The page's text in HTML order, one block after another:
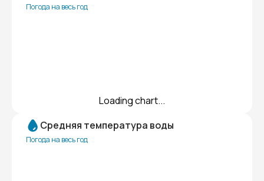
Погода на весь год
Loading chart...
Средняя температура воды
Погода на весь год